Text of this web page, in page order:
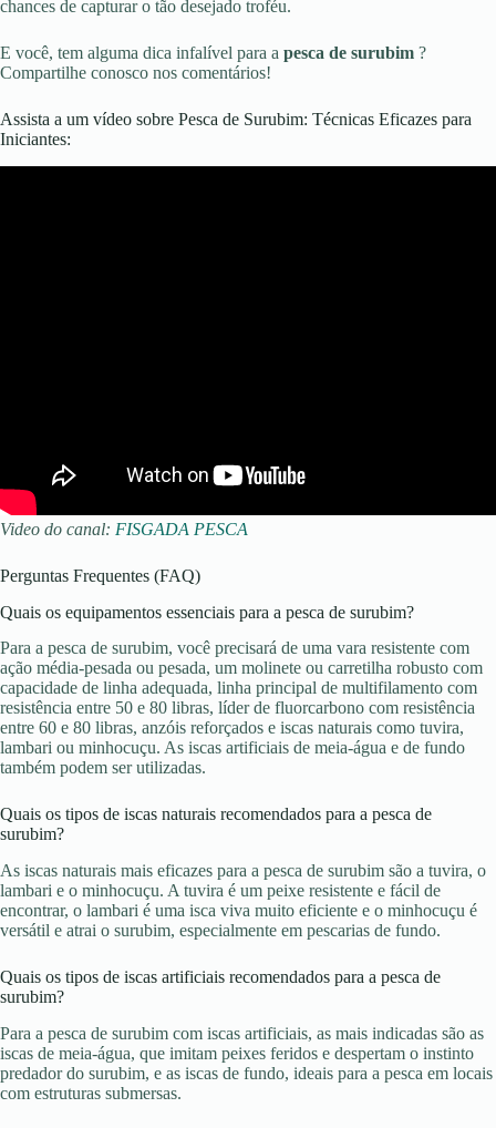
chances de capturar o tão desejado troféu.
E você, tem alguma dica infalível para a pesca de surubim ?
Compartilhe conosco nos comentários!
Assista a um vídeo sobre Pesca de Surubim: Técnicas Eficazes para
Iniciantes:
Video do canal: FISGADA PESCA
Perguntas Frequentes (FAQ)
Quais os equipamentos essenciais para a pesca de surubim?
Para a pesca de surubim, você precisará de uma vara resistente com
ação média-pesada ou pesada, um molinete ou carretilha robusto com
capacidade de linha adequada, linha principal de multifilamento com
resistência entre 50 e 80 libras, líder de fluorcarbono com resistência
entre 60 e 80 libras, anzóis reforçados e iscas naturais como tuvira,
lambari ou minhocuçu. As iscas artificiais de meia-água e de fundo
também podem ser utilizadas.
Quais os tipos de iscas naturais recomendados para a pesca de
surubim?
As iscas naturais mais eficazes para a pesca de surubim são a tuvira, o
lambari e o minhocuçu. A tuvira é um peixe resistente e fácil de
encontrar, o lambari é uma isca viva muito eficiente e o minhocuçu é
versátil e atrai o surubim, especialmente em pescarias de fundo.
Quais os tipos de iscas artificiais recomendados para a pesca de
surubim?
Para a pesca de surubim com iscas artificiais, as mais indicadas são as
iscas de meia-água, que imitam peixes feridos e despertam o instinto
predador do surubim, e as iscas de fundo, ideais para a pesca em locais
com estruturas submersas.